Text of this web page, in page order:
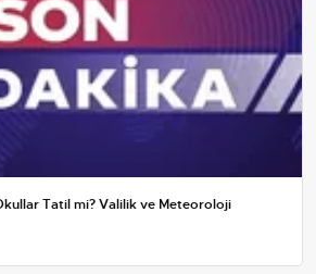
Tatil mi? Valilik ve Meteoroloji